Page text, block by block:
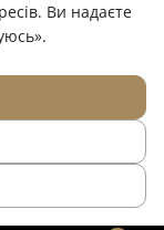
Ви надаєте